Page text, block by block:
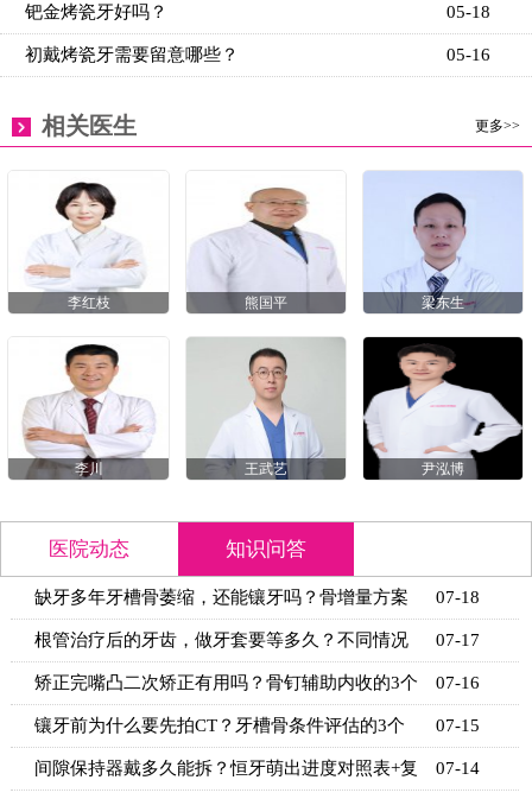
05-18
钯金烤瓷牙好吗？
05-16
初戴烤瓷牙需要留意哪些？
更多>>
相关医生
李红枝 熊国平 梁东生
李川 王武艺 尹泓博
医院动态 知识问答
缺牙多年牙槽骨萎缩，还能镶牙吗？骨增量方案
+适用条
07-18
根管治疗后的牙齿，做牙套要等多久？不同情况
的等待时
07-17
矫正完嘴凸二次矫正有用吗？骨钉辅助内收的3个
关键条
07-16
镶牙前为什么要先拍CT？牙槽骨条件评估的3个
关键指标
07-15
间隙保持器戴多久能拆？恒牙萌出进度对照表+复 07-14